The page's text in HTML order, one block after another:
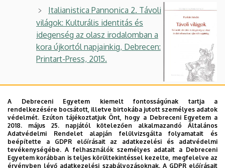
Italianistica Pannonica 2. Távoli
világok: Kulturális identitás és
idegenség az olasz irodalomban a
kora újkortól napjainkig, Debrecen:
Printart-Press, 2015.
Italianistica Pannonica 3.
Lorenzo Marmiroli: Delenda
Austria. Dalla neutralità
all'intervento: riviste culturali
italiane e austro-ungariche nella
A Debreceni Egyetem kiemelt fontosságúnak tartja a
rendelkezésére bocsátott, illetve birtokába jutott személyes adatok
védelmét. Ezúton tájékoztatjuk Önt, hogy a Debreceni Egyetem a
2018. május 25. napjától kötelezően alkalmazandó Általános
Adatvédelmi Rendelet alapján felülvizsgálta folyamatait és
beépítette a GDPR előírásait az adatkezelési és adatvédelmi
tevékenységébe. A felhasználók személyes adatait a Debreceni
Egyetem korábban is teljes körültekintéssel kezelte, megfelelve az
érvényben lévő adatkezelési szabályozásoknak. A GDPR előírásait